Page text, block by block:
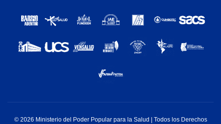
© 2026 Ministerio del Poder Popular para la Salud | Todos los Derechos